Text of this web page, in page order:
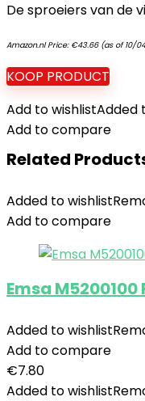
De sproeiers van de
Amazon.nl Price: €43.66(as of 10/
KOOP PRODUCT
Add to wishlistAdded
Add to compare
Related
Added to wishlist
Add to compare
Emsa
Added to wishlist
Add to compare
€7.80
Added to wishlist